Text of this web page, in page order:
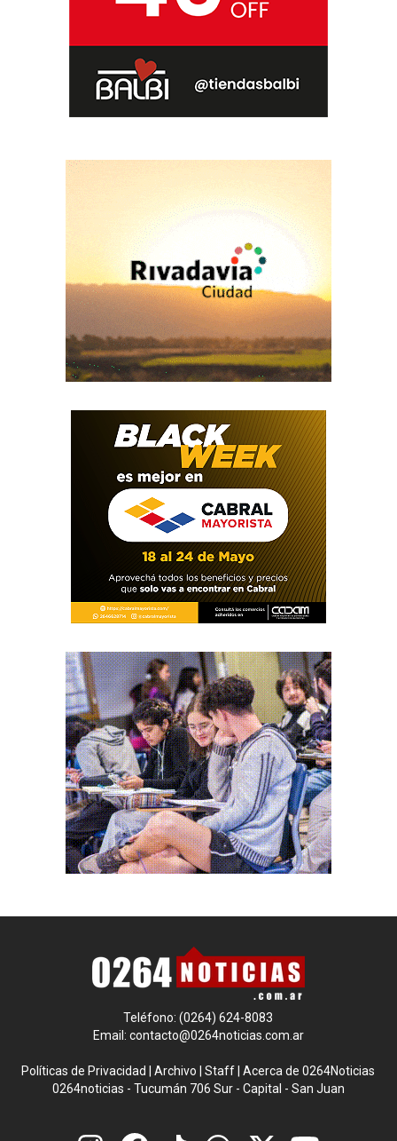
Teléfono: (0264) 624-8083
Email: contacto@0264noticias.com.ar
Políticas de Privacidad |Archivo |Staff |Acerca de 0264Noticias
0264noticias - Tucumán 706 Sur - Capital - San Juan